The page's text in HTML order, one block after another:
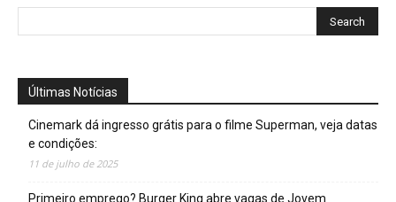
Últimas Notícias
Cinemark dá ingresso grátis para o filme Superman, veja datas
e condições:
11 de julho de 2025
Primeiro emprego? Burger King abre vagas de Jovem